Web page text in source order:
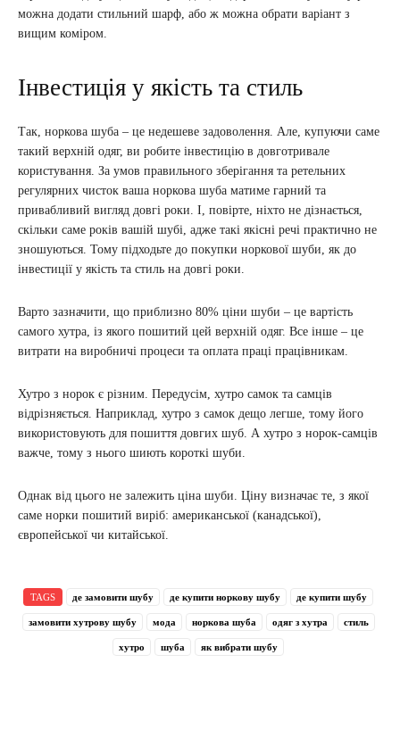
можна додати стильний шарф, або ж можна обрати варіант з
вищим коміром.
Інвестиція у якість та стиль
Так, норкова шуба – це недешеве задоволення. Але, купуючи саме
такий верхній одяг, ви робите інвестицію в довготривале
користування. За умов правильного зберігання та ретельних
регулярних чисток ваша норкова шуба матиме гарний та
привабливий вигляд довгі роки. І, повірте, ніхто не дізнається,
скільки саме років вашій шубі, адже такі якісні речі практично не
зношуються. Тому підходьте до покупки норкової шуби, як до
інвестиції у якість та стиль на довгі роки.
Варто зазначити, що приблизно 80% ціни шуби – це вартість
самого хутра, із якого пошитий цей верхній одяг. Все інше – це
витрати на виробничі процеси та оплата праці працівникам.
Хутро з норок є різним. Передусім, хутро самок та самців
відрізняється. Наприклад, хутро з самок дещо легше, тому його
використовують для пошиття довгих шуб. А хутро з норок-самців
важче, тому з нього шиють короткі шуби.
Однак від цього не залежить ціна шуби. Ціну визначає те, з якої
саме норки пошитий виріб: американської (канадської),
європейської чи китайської.
TAGS де замовити шубу де купити норкову шубу де купити шубу
замовити хутрову шубу мода норкова шуба одяг з хутра стиль
хутро шуба як вибрати шубу